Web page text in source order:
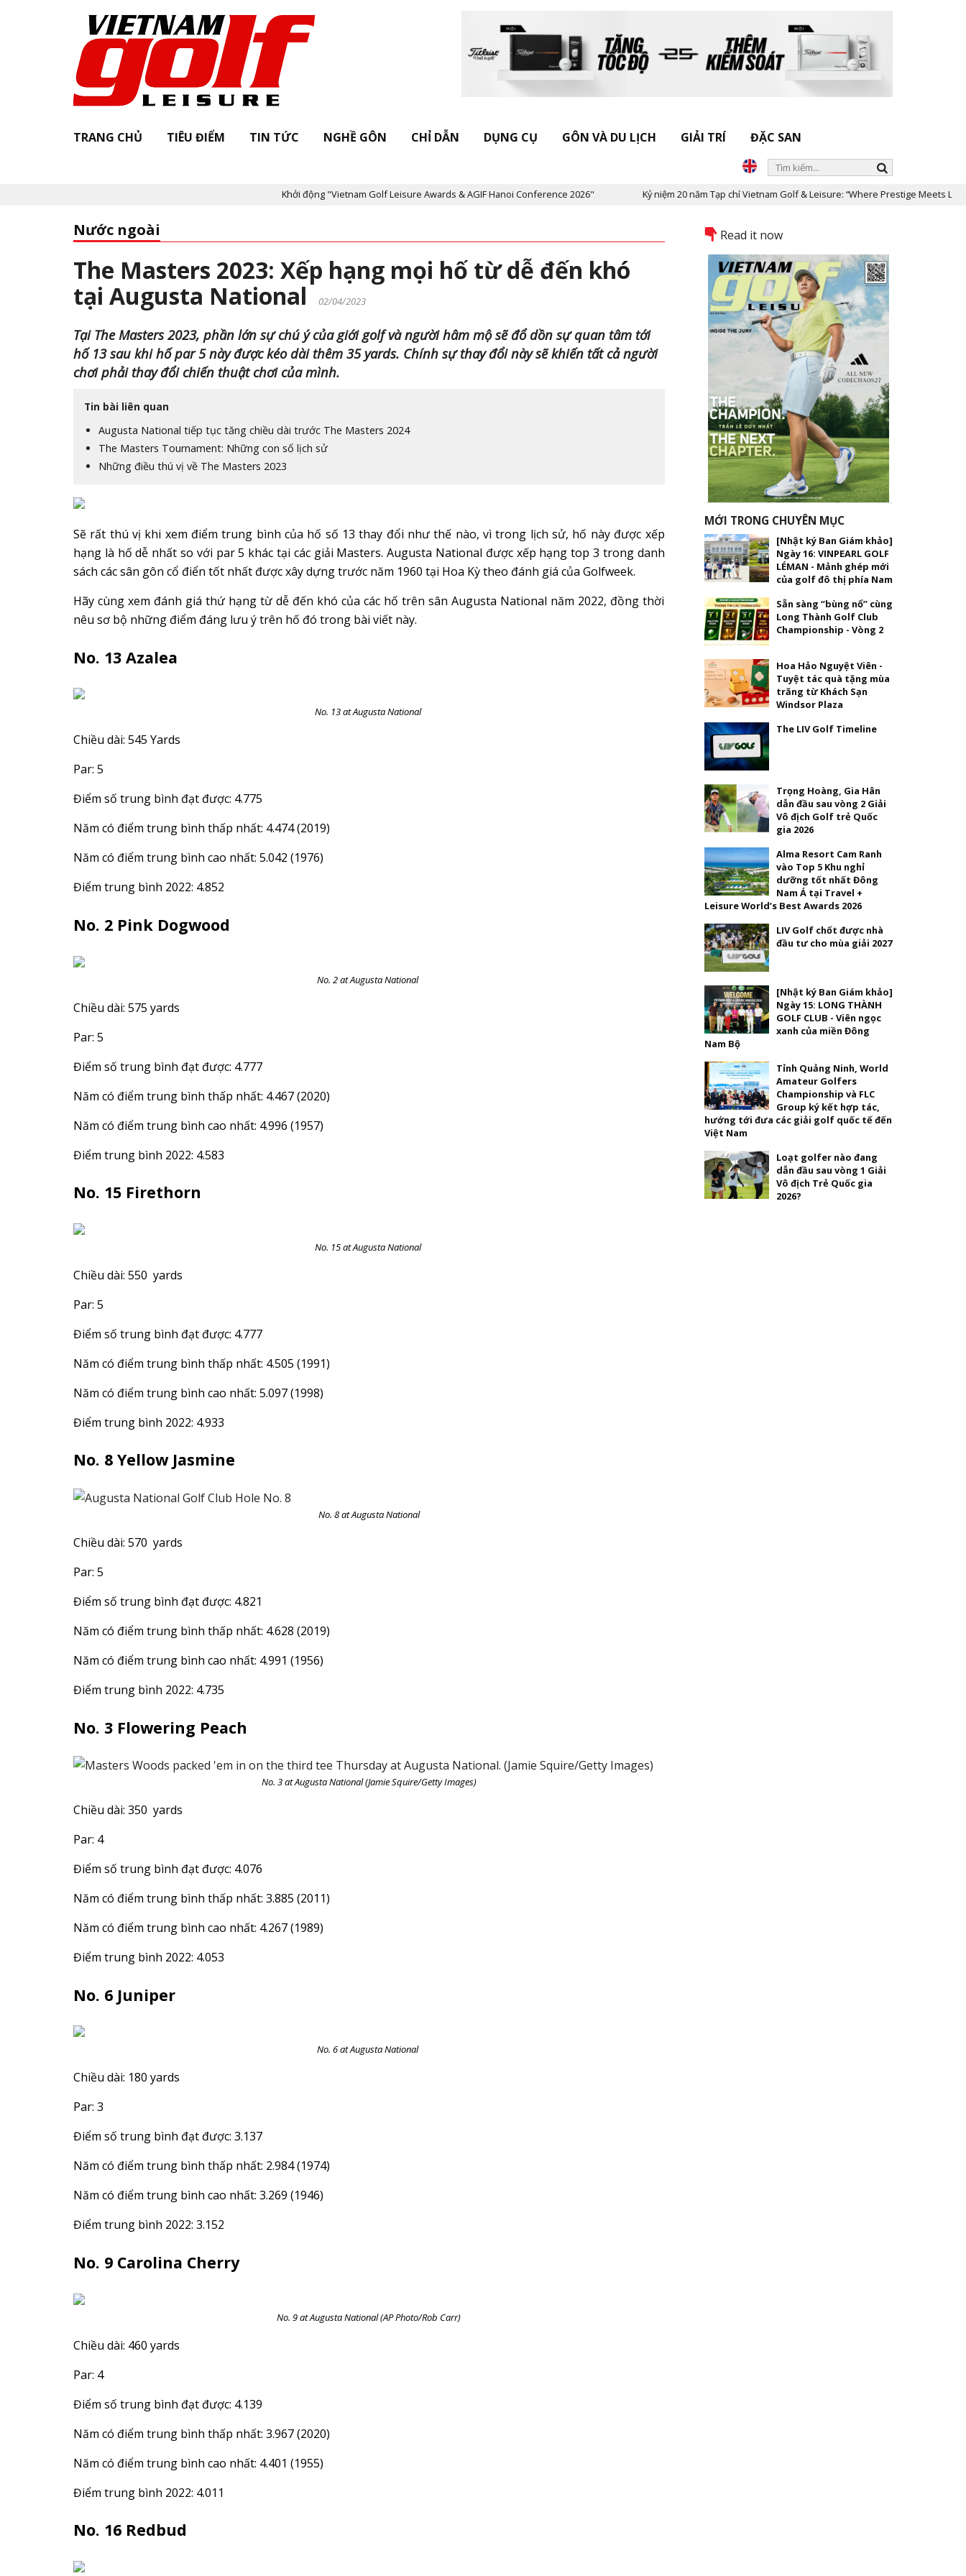
TRANG CHỦ TIÊU ĐIỂM TIN TỨC NGHỀ GÔN CHỈ DẪN DỤNG CỤ GÔN VÀ DU LỊCH GIẢI TRÍ ĐẶC SAN
Khởi động "Vietnam Golf Leisure Awards & AGIF Hanoi Conference 2026" Kỷ niệm 20 năm Tạp chí Vietnam Golf & Leisure: “Where Prestige Meets Legacy”
Nước ngoài
The Masters 2023: Xếp hạng mọi hố từ dễ đến khó
tại Augusta National
02/04/2023
Tại The Masters 2023, phần lớn sự chú ý của giới golf và người hâm mộ sẽ đổ dồn sự quan tâm tới
hố 13 sau khi hố par 5 này được kéo dài thêm 35 yards. Chính sự thay đổi này sẽ khiến tất cả người
chơi phải thay đổi chiến thuật chơi của mình.
Tin bài liên quan
Augusta National tiếp tục tăng chiều dài trước The Masters 2024
The Masters Tournament: Những con số lịch sử
Những điều thú vị về The Masters 2023
Sẽ rất thú vị khi xem điểm trung bình của hố số 13 thay đổi như thế nào, vì trong lịch sử, hố này được xếp
hạng là hố dễ nhất so với par 5 khác tại các giải Masters. Augusta National được xếp hạng top 3 trong danh
sách các sân gôn cổ điển tốt nhất được xây dựng trước năm 1960 tại Hoa Kỳ theo đánh giá của Golfweek.
Hãy cùng xem đánh giá thứ hạng từ dễ đến khó của các hố trên sân Augusta National năm 2022, đồng thời
nêu sơ bộ những điểm đáng lưu ý trên hố đó trong bài viết này.
No. 13 Azalea
No. 13 at Augusta National
Chiều dài: 545 Yards
Par: 5
Điểm số trung bình đạt được: 4.775
Năm có điểm trung bình thấp nhất: 4.474 (2019)
Năm có điểm trung bình cao nhất: 5.042 (1976)
Điểm trung bình 2022: 4.852
No. 2 Pink Dogwood
No. 2 at Augusta National
Chiều dài: 575 yards
Par: 5
Điểm số trung bình đạt được: 4.777
Năm có điểm trung bình thấp nhất: 4.467 (2020)
Năm có điểm trung bình cao nhất: 4.996 (1957)
Điểm trung bình 2022: 4.583
No. 15 Firethorn
No. 15 at Augusta National
Chiều dài: 550 yards
Par: 5
Điểm số trung bình đạt được: 4.777
Năm có điểm trung bình thấp nhất: 4.505 (1991)
Năm có điểm trung bình cao nhất: 5.097 (1998)
Điểm trung bình 2022: 4.933
No. 8 Yellow Jasmine
No. 8 at Augusta National
Chiều dài: 570 yards
Par: 5
Điểm số trung bình đạt được: 4.821
Năm có điểm trung bình thấp nhất: 4.628 (2019)
Năm có điểm trung bình cao nhất: 4.991 (1956)
Điểm trung bình 2022: 4.735
No. 3 Flowering Peach
No. 3 at Augusta National (Jamie Squire/Getty Images)
Chiều dài: 350 yards
Par: 4
Điểm số trung bình đạt được: 4.076
Năm có điểm trung bình thấp nhất: 3.885 (2011)
Năm có điểm trung bình cao nhất: 4.267 (1989)
Điểm trung bình 2022: 4.053
No. 6 Juniper
No. 6 at Augusta National
Chiều dài: 180 yards
Par: 3
Điểm số trung bình đạt được: 3.137
Năm có điểm trung bình thấp nhất: 2.984 (1974)
Năm có điểm trung bình cao nhất: 3.269 (1946)
Điểm trung bình 2022: 3.152
No. 9 Carolina Cherry
No. 9 at Augusta National (AP Photo/Rob Carr)
Chiều dài: 460 yards
Par: 4
Điểm số trung bình đạt được: 4.139
Năm có điểm trung bình thấp nhất: 3.967 (2020)
Năm có điểm trung bình cao nhất: 4.401 (1955)
Điểm trung bình 2022: 4.011
No. 16 Redbud
Read it now
MỚI TRONG CHUYÊN MỤC
[Nhật ký Ban Giám khảo]
Ngày 16: VINPEARL GOLF
LÉMAN - Mảnh ghép mới
của golf đô thị phía Nam
Sẵn sàng “bùng nổ” cùng
Long Thành Golf Club
Championship - Vòng 2
Hoa Hảo Nguyệt Viên -
Tuyệt tác quà tặng mùa
trăng từ Khách Sạn
Windsor Plaza
The LIV Golf Timeline
Trọng Hoàng, Gia Hân
dẫn đầu sau vòng 2 Giải
Vô địch Golf trẻ Quốc
gia 2026
Alma Resort Cam Ranh
vào Top 5 Khu nghỉ
dưỡng tốt nhất Đông
Nam Á tại Travel +
Leisure World’s Best Awards 2026
LIV Golf chốt được nhà
đầu tư cho mùa giải 2027
[Nhật ký Ban Giám khảo]
Ngày 15: LONG THÀNH
GOLF CLUB - Viên ngọc
xanh của miền Đông
Nam Bộ
Tỉnh Quảng Ninh, World
Amateur Golfers
Championship và FLC
Group ký kết hợp tác,
hướng tới đưa các giải golf quốc tế đến
Việt Nam
Loạt golfer nào đang
dẫn đầu sau vòng 1 Giải
Vô địch Trẻ Quốc gia
2026?